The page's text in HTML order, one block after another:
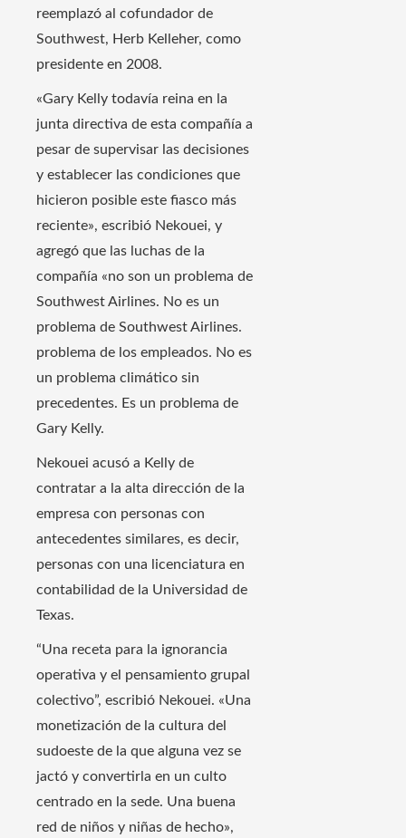
reemplazó al cofundador de
Southwest, Herb Kelleher, como
presidente en 2008.
«Gary Kelly todavía reina en la
junta directiva de esta compañía a
pesar de supervisar las decisiones
y establecer las condiciones que
hicieron posible este fiasco más
reciente», escribió Nekouei, y
agregó que las luchas de la
compañía «no son un problema de
Southwest Airlines. No es un
problema de Southwest Airlines.
problema de los empleados. No es
un problema climático sin
precedentes. Es un problema de
Gary Kelly.
Nekouei acusó a Kelly de
contratar a la alta dirección de la
empresa con personas con
antecedentes similares, es decir,
personas con una licenciatura en
contabilidad de la Universidad de
Texas.
“Una receta para la ignorancia
operativa y el pensamiento grupal
colectivo”, escribió Nekouei. «Una
monetización de la cultura del
sudoeste de la que alguna vez se
jactó y convertirla en un culto
centrado en la sede. Una buena
red de niños y niñas de hecho»,